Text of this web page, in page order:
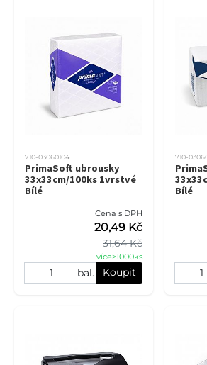
710-03060104
PrimaSoft ubrousky
33x33cm/100ks 1vrstvé
Bílé
Cena s DPH
31,64 Kč
20,49 Kč
více>1000ks
bal. Koupit
710-
Bílé